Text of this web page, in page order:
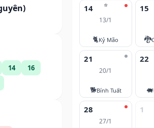
14
16
⭐
14
13/1
🐈Kỷ Mão
15
🐉
21
20/1
🐕Bính Tuất
22
🐖
28
27/1
1